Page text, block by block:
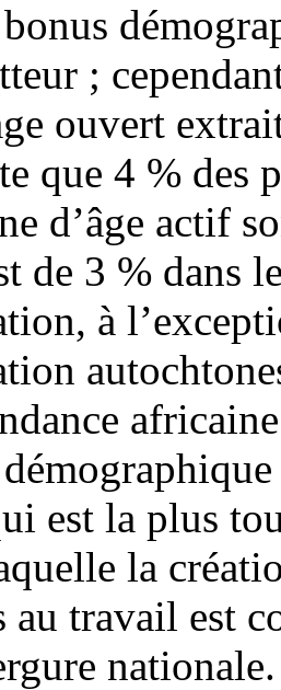
;
ouvert
que 4 % des
d’âge actif
de 3 % dans
à
est la plus
la
au travail est
nationale.